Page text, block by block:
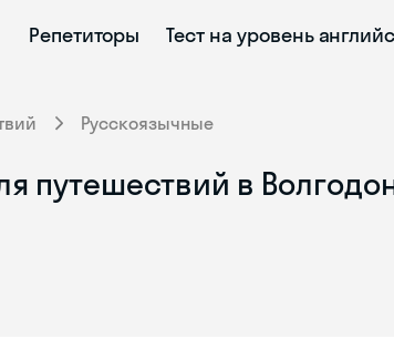
Репетиторы Тест на уровень
Русскоязычные
путешествий в